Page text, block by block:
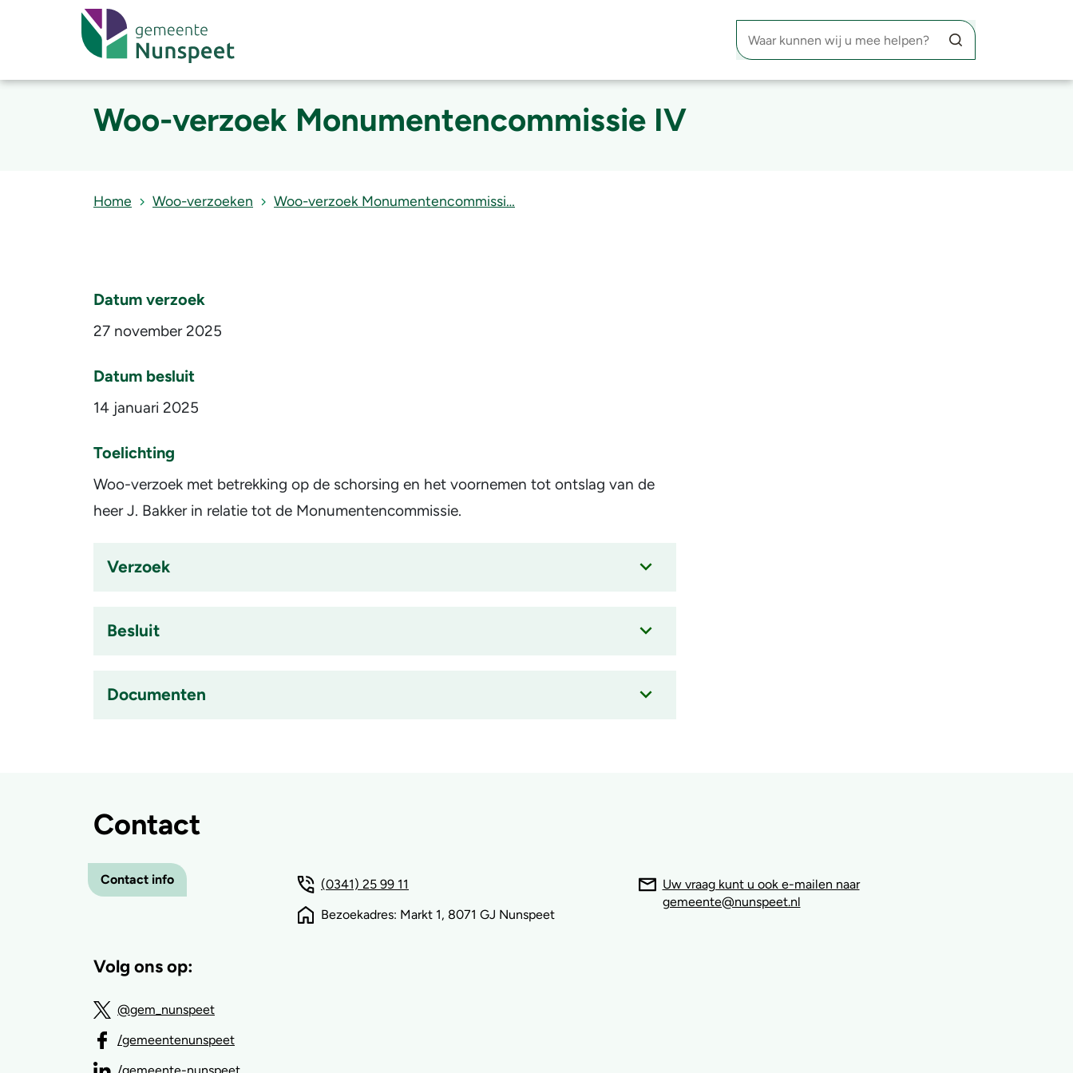
Zoekknop
Woo-verzoek Monumentencommissie IV
Home Woo-verzoeken Woo-verzoek Monumentencommissi…
Datum verzoek
27 november 2025
Datum besluit
14 januari 2025
Toelichting
Woo-verzoek met betrekking op de schorsing en het voornemen tot ontslag van de
heer J. Bakker in relatie tot de Monumentencommissie.
Verzoek
is
Besluit
is
Documenten
Contact
Contact info
(0341) 25 99 11
Bezoekadres: Markt 1, 8071 GJ Nunspeet
Uw vraag kunt u ook e-mailen naar
gemeente@nunspeet.nl
Volg ons op:
@gem_nunspeet
/gemeentenunspeet